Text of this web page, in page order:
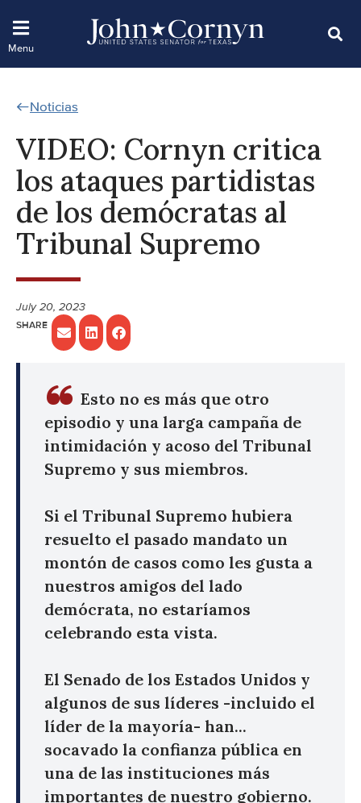
Noticias
VIDEO: Cornyn critica
los ataques partidistas
de los demócratas al
Tribunal Supremo
July 20, 2023
Esto no es más que otro
episodio y una larga campaña de
intimidación y acoso del Tribunal
Supremo y sus miembros.
Si el Tribunal Supremo hubiera
resuelto el pasado mandato un
montón de casos como les gusta a
nuestros amigos del lado
demócrata, no estaríamos
celebrando esta vista.
El Senado de los Estados Unidos y
algunos de sus líderes -incluido el
líder de la mayoría- han...
socavado la confianza pública en
una de las instituciones más
importantes de nuestro gobierno.